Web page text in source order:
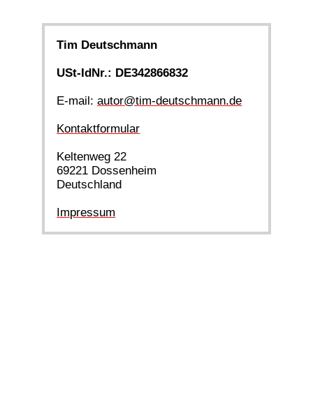
Tim Deutschmann
USt-IdNr.: DE342866832
E-mail:autor@tim-deutschmann.de
Kontaktformular
Keltenweg 22
69221 Dossenheim
Deutschland
Impressum